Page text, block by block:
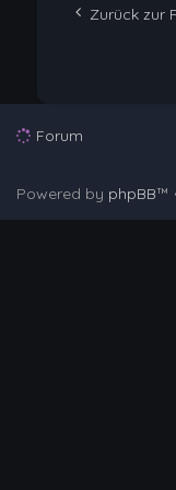
Zurück zur
Forum
Powered by phpBB™